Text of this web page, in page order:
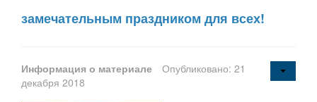
замечательным праздником для всех!
Информация о материале
Опубликовано: 21
декабря 2018